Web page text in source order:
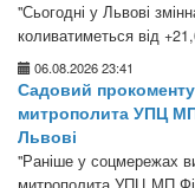
"Сьогодні у Львові
коливатиметься від
06.08.2026 23:41
Садовий
митрополита УПЦ МП
Львові
"Раніше у соцмережах